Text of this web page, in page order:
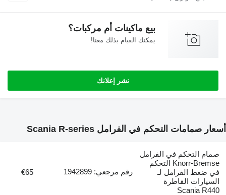
بيع ماكينات أم مركبات؟
يمكنك القيام بذلك معنا!
نشر إعلانك
أسعار صمامات التحكم في الفرامل Scania R-series
صمام التحكم في الفرامل
Knorr-Bremse التحكم
في ضغط الفرامل لـ
السيارات القاطرة
Scania R440
رقم مرجعي: 1942899 €65